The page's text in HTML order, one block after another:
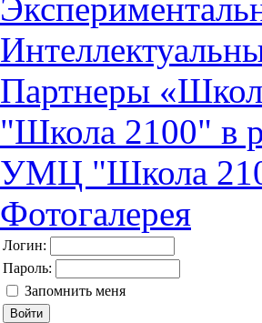
Партнеры
"Школа 2100" в
УМЦ "Школа
Фотогалерея
Логин:
Пароль:
Запомнить меня